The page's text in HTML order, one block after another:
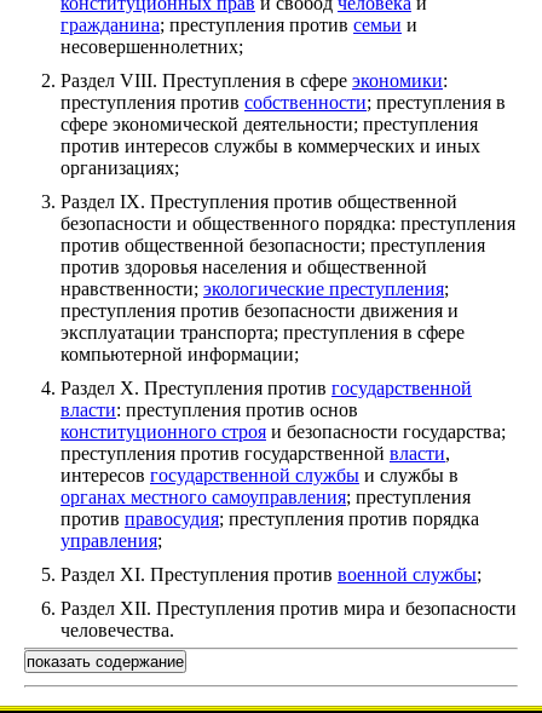
гражданина; преступления против семьи и
несовершеннолетних;
Раздел VIII. Преступления в сфере экономики:
преступления против собственности; преступления в
сфере экономической деятельности; преступления
против интересов службы в коммерческих и иных
организациях;
Раздел IX. Преступления против общественной
безопасности и общественного порядка: преступления
против общественной безопасности; преступления
против здоровья населения и общественной
нравственности; экологические преступления;
преступления против безопасности движения и
эксплуатации транспорта; преступления в сфере
компьютерной информации;
Раздел X. Преступления против государственной
власти: преступления против основ
конституционного строя и безопасности государства;
преступления против государственной власти,
интересов государственной службы и службы в
органах местного самоуправления; преступления
против правосудия; преступления против порядка
управления;
Раздел XI. Преступления против военной службы;
Раздел XII. Преступления против мира и безопасности
человечества.
показать содержание